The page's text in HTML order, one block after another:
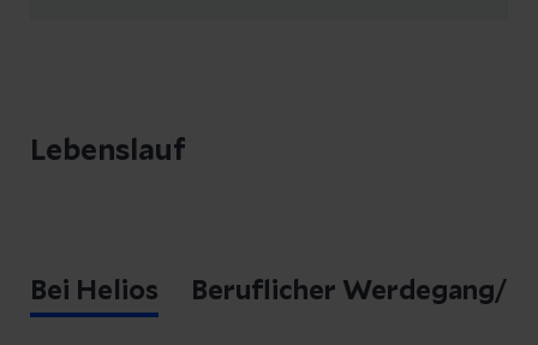
Lebenslauf
Bei Helios Beruflicher Werdegang/